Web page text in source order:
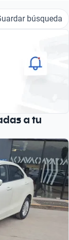
búsqueda
a tu